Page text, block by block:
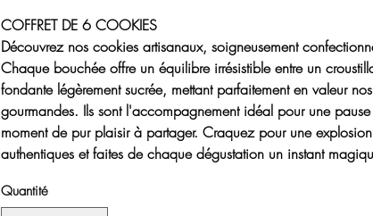
COFFRET DE 6 COOKIES
Découvrez nos cookies artisanaux, soigneusement
Chaque bouchée offre un équilibre irrésistible entre un
fondante légèrement sucrée, mettant parfaitement en valeur
gourmandes. Ils sont l'accompagnement idéal pour une
moment de pur plaisir à partager. Craquez pour une
authentiques et faites de chaque dégustation un instant
Quantité